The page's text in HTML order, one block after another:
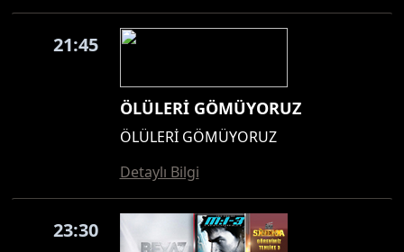
21:45
ÖLÜLERİ GÖMÜYORUZ
ÖLÜLERİ GÖMÜYORUZ
Detaylı Bilgi
23:30